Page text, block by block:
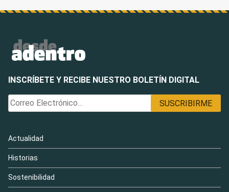
INSCRÍBETE Y RECIBE NUESTRO BOLETÍN DIGITAL
Actualidad
Historias
Sostenibilidad